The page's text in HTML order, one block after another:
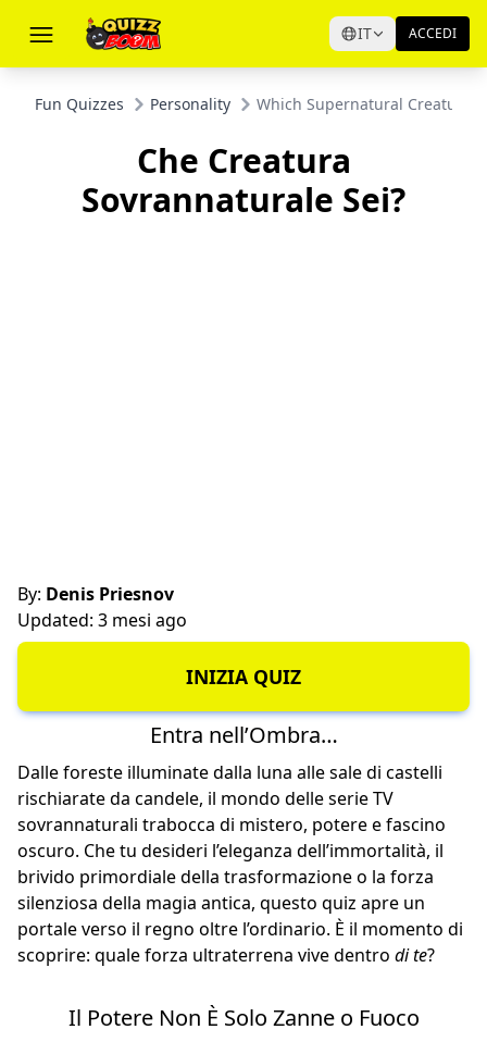
IT ACCEDI
Fun Quizzes Personality Which Supernatural Creature
Che Creatura
Sovrannaturale Sei?
By: Denis Priesnov
Updated: 3 mesi ago
INIZIA QUIZ
Entra nell’Ombra…
Dalle foreste illuminate dalla luna alle sale di castelli
rischiarate da candele, il mondo delle serie TV
sovrannaturali trabocca di mistero, potere e fascino
oscuro. Che tu desideri l’eleganza dell’immortalità, il
brivido primordiale della trasformazione o la forza
silenziosa della magia antica, questo quiz apre un
portale verso il regno oltre l’ordinario. È il momento di
scoprire: quale forza ultraterrena vive dentro di te?
Il Potere Non È Solo Zanne o Fuoco